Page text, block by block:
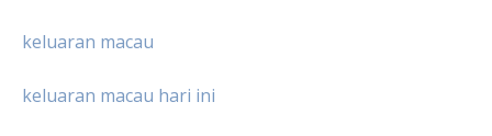
keluaran macau
keluaran macau hari ini